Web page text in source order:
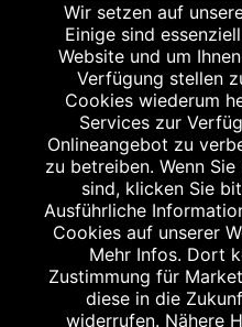
Apothekenerstattungspreis
unverbindliche
ein von den Apotheken in
rezeptfreie Arzneimittel. Er
Apotheken verbindlichen
Apotheke in bestimmten
Jahren) das Produkt mit der
Krankenversicherung
Erstattungspreis im Falle
gesetzlichen
Zwangsrabattes (zur Zeit
Wir setzen auf
Einige sind
Website und um
Verfügung stellen
Cookies wiederum
Services zur
Onlineangebot zu
zu betreiben. Wenn
sind, klicken Sie
Ausführliche
Cookies auf unserer
Mehr Infos. Dort
Zustimmung für
diese in die
widerrufen. Nähere